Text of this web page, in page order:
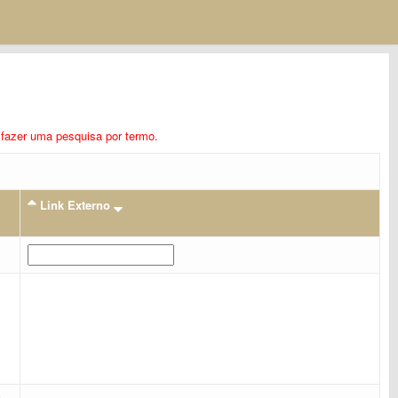
uma pesquisa por termo.
Link Externo